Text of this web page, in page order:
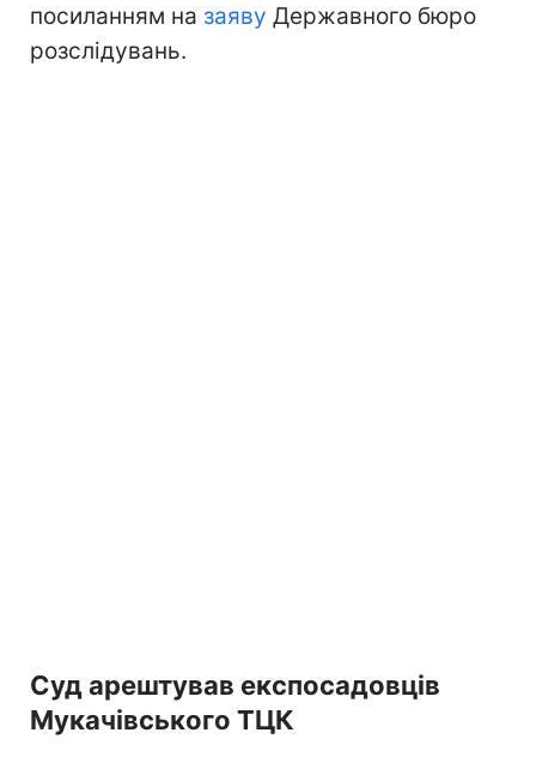
посиланням на заяву Державного бюро
розслідувань.
Суд арештував експосадовців
Мукачівського ТЦК